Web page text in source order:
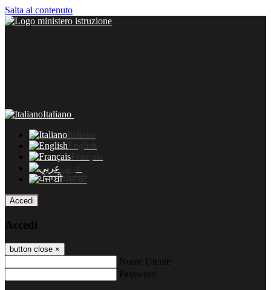
Salta al contenuto
Italiano
Italiano
English
Français
عربى
ਪੰਜਾਬੀ
Accedi
Accedi
button close ×
Nome Utente
Password